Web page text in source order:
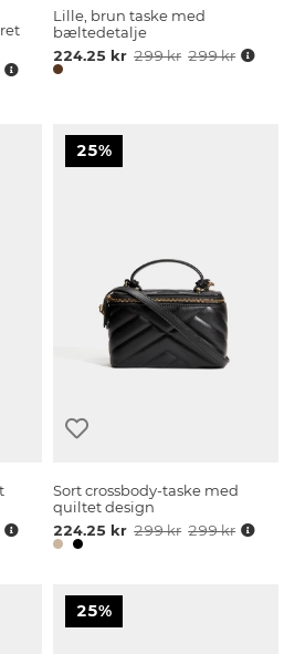
Lille, brun taske med
bæltedetalje
224.25 kr 299 kr 299 kr
25%
Sort crossbody-taske med
quiltet design
224.25 kr 299 kr 299 kr
25%